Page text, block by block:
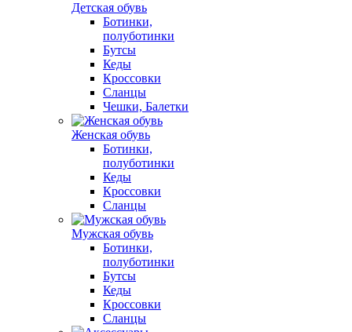
Детская обувь
Ботинки,
полуботинки
Бутсы
Кеды
Кроссовки
Сланцы
Чешки, Балетки
Женская обувь
Ботинки,
полуботинки
Кеды
Кроссовки
Сланцы
Мужская обувь
Ботинки,
полуботинки
Бутсы
Кеды
Кроссовки
Сланцы